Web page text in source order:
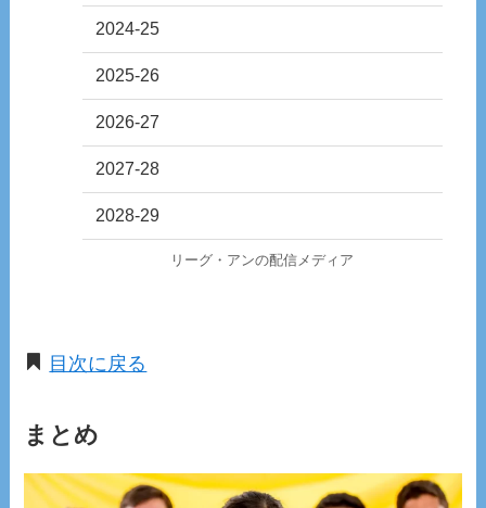
2024-25
2025-26
2026-27
2027-28
2028-29
リーグ・アンの配信メディア
目次に戻る
まとめ